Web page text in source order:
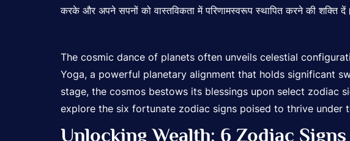
करके और अपने सपनों को वास्तविकता में परिणामस्वरूप स्थापित करने की शक्ति दें।
The cosmic dance of planets often unveils celestial
Yoga, a powerful planetary alignment that holds significant
stage, the cosmos bestows its blessings upon select zodiac
explore the six fortunate zodiac signs poised to thrive under
Unlocking Wealth: 6 Zodiac